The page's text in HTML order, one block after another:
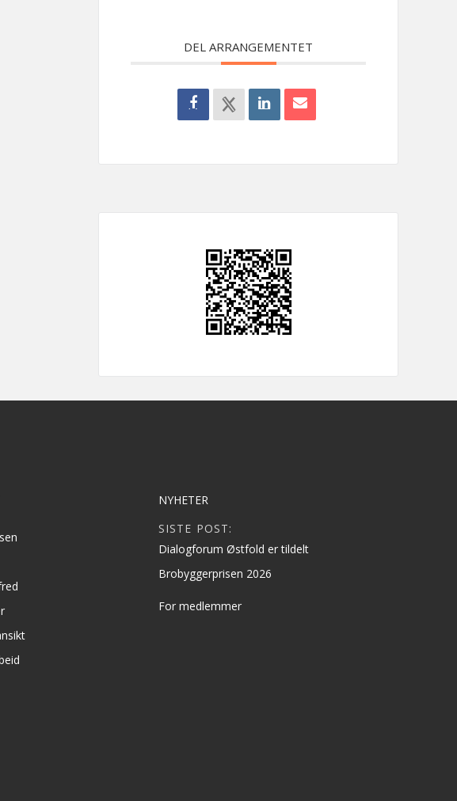
DEL ARRANGEMENTET
NYHETER
SISTE POST:
Dialogforum Østfold er tildelt
Brobyggerprisen 2026
For medlemmer